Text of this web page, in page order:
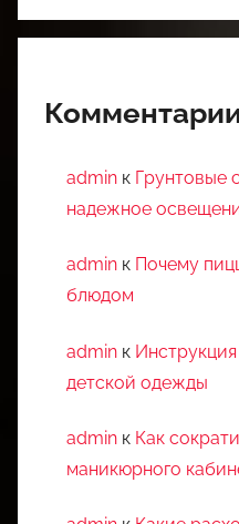
admin к Грунтовые
надежное
admin к Почему
блюдом
admin к
детской одежды
admin к Как
маникюрного